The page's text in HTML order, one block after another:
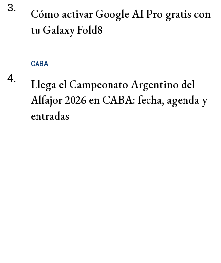
3.
Cómo activar Google AI Pro gratis con
tu Galaxy Fold8
4.
CABA
Llega el Campeonato Argentino del
Alfajor 2026 en CABA: fecha, agenda y
entradas